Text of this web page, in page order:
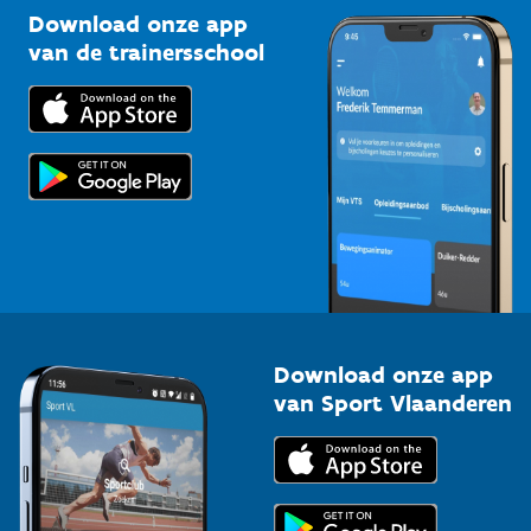
Bedrijven
Trainers en begeleiders
Topsporters
Kennisplatform
Downloads
Voor de pers
Download onze app
van de trainersschool
Download onze app
van Sport Vlaanderen